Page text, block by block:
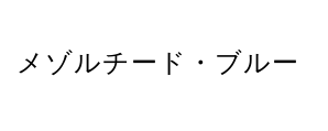
メゾルチード・ブルー